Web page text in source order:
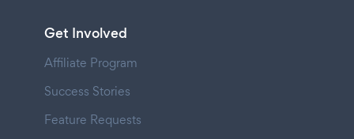
Get Involved
Affiliate Program
Success Stories
Feature Requests